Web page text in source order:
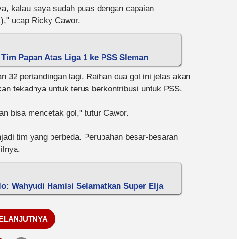
kalau saya sudah puas dengan capaian
ucap Ricky Cawor.
Papan Atas Liga 1 ke PSS Sleman
32 pertandingan lagi. Raihan dua gol ini jelas akan
tekadnya untuk terus berkontribusi untuk PSS.
bisa mencetak gol," tutur Cawor.
tim yang berbeda. Perubahan besar-besaran
Wahyudi Hamisi Selamatkan Super Elja